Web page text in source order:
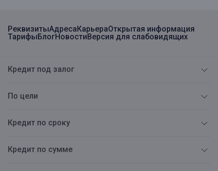
РеквизитыАдресаКарьераОткрытая информация
ТарифыБлогНовостиВерсия для слабовидящих
Кредит под залог
По цели
Кредит по сроку
Кредит по сумме